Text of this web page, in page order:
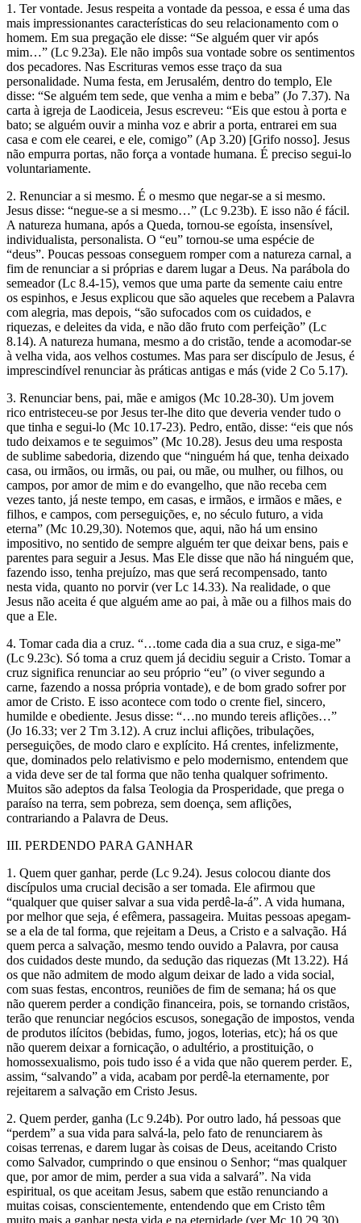
1. Ter vontade. Jesus respeita a vontade da pessoa, e essa é uma das
mais impressionantes características do seu relacionamento com o
homem. Em sua pregação ele disse: “Se alguém quer vir após
mim…” (Lc 9.23a). Ele não impôs sua vontade sobre os sentimentos
dos pecadores. Nas Escrituras vemos esse traço da sua
personalidade. Numa festa, em Jerusalém, dentro do templo, Ele
disse: “Se alguém tem sede, que venha a mim e beba” (Jo 7.37). Na
carta à igreja de Laodiceia, Jesus escreveu: “Eis que estou à porta e
bato; se alguém ouvir a minha voz e abrir a porta, entrarei em sua
casa e com ele cearei, e ele, comigo” (Ap 3.20) [Grifo nosso]. Jesus
não empurra portas, não força a vontade humana. É preciso segui-lo
voluntariamente.
2. Renunciar a si mesmo. É o mesmo que negar-se a si mesmo.
Jesus disse: “negue-se a si mesmo…” (Lc 9.23b). E isso não é fácil.
A natureza humana, após a Queda, tornou-se egoísta, insensível,
individualista, personalista. O “eu” tornou-se uma espécie de
“deus”. Poucas pessoas conseguem romper com a natureza carnal, a
fim de renunciar a si próprias e darem lugar a Deus. Na parábola do
semeador (Lc 8.4-15), vemos que uma parte da semente caiu entre
os espinhos, e Jesus explicou que são aqueles que recebem a Palavra
com alegria, mas depois, “são sufocados com os cuidados, e
riquezas, e deleites da vida, e não dão fruto com perfeição” (Lc
8.14). A natureza humana, mesmo a do cristão, tende a acomodar-se
à velha vida, aos velhos costumes. Mas para ser discípulo de Jesus, é
imprescindível renunciar às práticas antigas e más (vide 2 Co 5.17).
3. Renunciar bens, pai, mãe e amigos (Mc 10.28-30). Um jovem
rico entristeceu-se por Jesus ter-lhe dito que deveria vender tudo o
que tinha e segui-lo (Mc 10.17-23). Pedro, então, disse: “eis que nós
tudo deixamos e te seguimos” (Mc 10.28). Jesus deu uma resposta
de sublime sabedoria, dizendo que “ninguém há que, tenha deixado
casa, ou irmãos, ou irmãs, ou pai, ou mãe, ou mulher, ou filhos, ou
campos, por amor de mim e do evangelho, que não receba cem
vezes tanto, já neste tempo, em casas, e irmãos, e irmãos e mães, e
filhos, e campos, com perseguições, e, no século futuro, a vida
eterna” (Mc 10.29,30). Notemos que, aqui, não há um ensino
impositivo, no sentido de sempre alguém ter que deixar bens, pais e
parentes para seguir a Jesus. Mas Ele disse que não há ninguém que,
fazendo isso, tenha prejuízo, mas que será recompensado, tanto
nesta vida, quanto no porvir (ver Lc 14.33). Na realidade, o que
Jesus não aceita é que alguém ame ao pai, à mãe ou a filhos mais do
que a Ele.
4. Tomar cada dia a cruz. “…tome cada dia a sua cruz, e siga-me”
(Lc 9.23c). Só toma a cruz quem já decidiu seguir a Cristo. Tomar a
cruz significa renunciar ao seu próprio “eu” (o viver segundo a
carne, fazendo a nossa própria vontade), e de bom grado sofrer por
amor de Cristo. E isso acontece com todo o crente fiel, sincero,
humilde e obediente. Jesus disse: “…no mundo tereis aflições…”
(Jo 16.33; ver 2 Tm 3.12). A cruz inclui aflições, tribulações,
perseguições, de modo claro e explícito. Há crentes, infelizmente,
que, dominados pelo relativismo e pelo modernismo, entendem que
a vida deve ser de tal forma que não tenha qualquer sofrimento.
Muitos são adeptos da falsa Teologia da Prosperidade, que prega o
paraíso na terra, sem pobreza, sem doença, sem aflições,
contrariando a Palavra de Deus.
III. PERDENDO PARA GANHAR
1. Quem quer ganhar, perde (Lc 9.24). Jesus colocou diante dos
discípulos uma crucial decisão a ser tomada. Ele afirmou que
“qualquer que quiser salvar a sua vida perdê-la-á”. A vida humana,
por melhor que seja, é efêmera, passageira. Muitas pessoas apegam-
se a ela de tal forma, que rejeitam a Deus, a Cristo e a salvação. Há
quem perca a salvação, mesmo tendo ouvido a Palavra, por causa
dos cuidados deste mundo, da sedução das riquezas (Mt 13.22). Há
os que não admitem de modo algum deixar de lado a vida social,
com suas festas, encontros, reuniões de fim de semana; há os que
não querem perder a condição financeira, pois, se tornando cristãos,
terão que renunciar negócios escusos, sonegação de impostos, venda
de produtos ilícitos (bebidas, fumo, jogos, loterias, etc); há os que
não querem deixar a fornicação, o adultério, a prostituição, o
homossexualismo, pois tudo isso é a vida que não querem perder. E,
assim, “salvando” a vida, acabam por perdê-la eternamente, por
rejeitarem a salvação em Cristo Jesus.
2. Quem perder, ganha (Lc 9.24b). Por outro lado, há pessoas que
“perdem” a sua vida para salvá-la, pelo fato de renunciarem às
coisas terrenas, e darem lugar às coisas de Deus, aceitando Cristo
como Salvador, cumprindo o que ensinou o Senhor; “mas qualquer
que, por amor de mim, perder a sua vida a salvará”. Na vida
espiritual, os que aceitam Jesus, sabem que estão renunciando a
muitas coisas, conscientemente, entendendo que em Cristo têm
muito mais a ganhar nesta vida e na eternidade (ver Mc 10.29,30).